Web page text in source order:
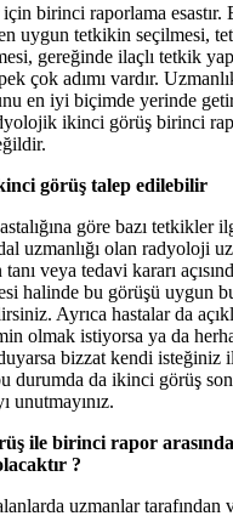
birinci raporlama esastır.
uygun tetkikin seçilmesi,
gereğinde ilaçlı tetkik
çok adımı vardır.
en iyi biçimde yerinde
ikinci görüş birinci
görüş talep edilebilir
göre bazı tetkikler
uzmanlığı olan radyoloji
veya tedavi kararı
halinde bu görüşü uygun
Ayrıca hastalar da
olmak istiyorsa ya da
bizzat kendi isteğiniz
durumda da ikinci görüş
unutmayınız.
ile birinci rapor
?
uzmanlar tarafından